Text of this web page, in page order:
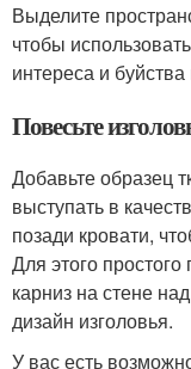
Выделите
чтобы
интереса и
Повесьте
Добавьте образец
выступать в
позади кровати,
Для этого
карниз на стене
дизайн изголовья.
У вас есть